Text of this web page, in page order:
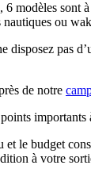
6 modèles
ou
disposez pas
de notre
importants
le budget
à votre